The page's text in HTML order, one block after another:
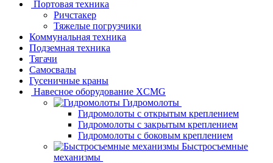
Портовая техника
Ричстакер
Тяжелые погрузчики
Коммунальная техника
Подземная техника
Тягачи
Самосвалы
Гусеничные краны
Навесное оборудование XCMG
Гидромолоты
Гидромолоты с открытым креплением
Гидромолоты с закрытым креплением
Гидромолоты с боковым креплением
Быстросъемные
механизмы